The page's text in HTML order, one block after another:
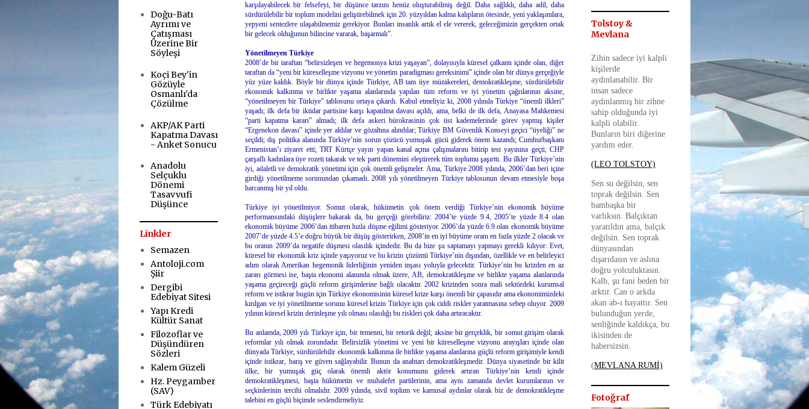
karşılayabilecek bir felsefeyi, bir düşünce tarzını henüz oluşturabilmiş değil. Daha sağlıklı, daha adil, daha
sürdürülebilir bir toplum modelini geliştirebilmek için 20. yüzyıldan kalma kalıpların ötesinde, yeni yaklaşımlara,
yepyeni sentezlere ulaşabilmemiz gerekiyor. Bunları insanlık artık el ele vererek, geleceğimizin gerçekten ortak
bir gelecek olduğunun bilincine vararak, başarmalı”.
Yönetilmeyen Türkiye
2008’de bir taraftan “belirsizleşen ve hegemonya krizi yaşayan”, dolayısıyla küresel çalkantı içinde olan, diğer
taraftan da “yeni bir küreselleşme vizyonu ve yönetim paradigması gereksinimi” içinde olan bir dünya gerçeğiyle
yüz yüze kaldık. Böyle bir dünya içinde Türkiye, AB tam üye müzakereleri, demokratikleşme, sürdürülebilir
ekonomik kalkınma ve birlikte yaşama alanlarında yapılan tüm reform ve iyi yönetim çağrılarının aksine,
“yönetilmeyen bir Türkiye” tablosunu ortaya çıkardı. Kabul etmeliyiz ki, 2008 yılında Türkiye “önemli ilkleri”
yaşadı; ilk defa bir iktidar partisine karşı kapatılma davası açıldı, ama, belki de ilk defa, Anayasa Mahkemesi
“parti kapatma kararı” almadı; ilk defa askeri bürokrasinin çok üst kademelerinde görev yapmış kişiler
“Ergenekon davası” içinde yer aldılar ve gözaltına alındılar; Türkiye BM Güvenlik Konseyi geçici “üyeliği” ne
seçildi; dış politika alanında Türkiye’nin sorun çözücü yumuşak gücü giderek önem kazandı; Cumhurbaşkanı
Ermenistan’ı ziyaret etti; TRT Kürtçe yayın yapan kanal açma çalışmalarını bitirip test yayınına geçti; CHP
çarşaflı kadınlara üye rozeti takarak ve tek parti dönemini eleştirerek tüm toplumu şaşırttı. Bu ilkler Türkiye’nin
iyi, adaletli ve demokratik yönetimi için çok önemli gelişmeler. Ama, Türkiye 2008 yılında, 2006’dan beri içine
girdiği yönetilmeme sorunundan çıkamadı. 2008 yılı yönetilmeyen Türkiye tablosunun devam etmesiyle boşa
harcanmış bir yıl oldu.
Türkiye iyi yönetilmiyor. Somut olarak, hükümetin çok önem verdiği Türkiye’nin ekonomik büyüme
performansındaki düşüşlere bakarak da, bu gerçeği görebiliriz: 2004’te yüzde 9.4, 2005’te yüzde 8.4 olan
ekonomik büyüme 2006’dan itibaren hızla düşme eğilimi gösteriyor. 2006’da yüzde 6.9 olan ekonomik büyüme
2007’de yüzde 4.5’e doğru büyük bir düşüş gösterirken, 2008’in en iyi büyüme oranı en fazla yüzde 2 olacak ve
bu oranın 2009’da negatife düşmesi olasılık içindedir. Bu da bize şu saptamayı yapmayı gerekli kılıyor: Evet,
küresel bir ekonomik kriz içinde yaşıyoruz ve bu krizin çözümü Türkiye’nin dışından, özellikle ve en belirleyici
adım olarak Amerikan hegemonik liderliğinin yeniden inşası yoluyla gelecektir. Türkiye’nin bu krizden en az
zararı görmesi ise, başta ekonomi alanında olmak üzere, AB, demokratikleşme ve birlikte yaşama alanlarında
yaşama geçireceği güçlü reform girişimlerine bağlı olacaktır. 2002 krizinden sonra mali sektördeki kurumsal
reform ve istikrar bugün için Türkiye ekonomisinin küresel krize karşı önemli bir çapasıdır ama ekonomimizdeki
kırılgan ve iyi yönetilmeme sorunu küresel krizin Türkiye için çok ciddi riskler yaratmasına sebep oluyor. 2009
yılının küresel krizin derinleşme yılı olması olasılığı bu riskleri çok daha artıracaktır.
Bu anlamda, 2009 yılı Türkiye için, bir temenni, bir retorik değil; aksine bir gerçeklik, bir somut girişim olarak
reformlar yılı olmak zorundadır. Belirsizlik yönetimi ve yeni bir küreselleşme vizyonu arayışları içinde olan
dünyada Türkiye, sürdürülebilir ekonomik kalkınma ile birlikte yaşama alanlarına güçlü reform girişimiyle kendi
içinde istikrar, barış ve güven sağlayabilir. Bunun da anahtarı demokratikleşmedir. Dünya siyasetinde bir kilit
ülke, bir yumuşak güç olarak önemli aktör konumunu giderek artıran Türkiye’nin kendi içinde
demokratikleşmesi, başta hükümetin ve muhalefet partilerinin, ama aynı zamanda devlet kurumlarının ve
seçkinlerinin tercihi olmalıdır. 2009 yılında, sivil toplum ve kamusal aydınlar olarak biz de demokratikleşme
talebini en güçlü biçimde seslendirmeliyiz.
Doğu-Batı
Ayrımı ve
Çatışması
Üzerine Bir
Söyleşi
Koçi Bey'in
Gözüyle
Osmanlı'da
Çözülme
AKP/AK Parti
Kapatma Davası
- Anket Sonucu
Anadolu
Selçuklu
Dönemi
Tasavvufi
Düşünce
Linkler
Semazen
Antoloji.com
Şiir
Dergibi
Edebiyat Sitesi
Yapı Kredi
Kültür Sanat
Filozoflar ve
Düşündüren
Sözleri
Kalem Güzeli
Hz. Peygamber
(SAV)
Türk Edebiyatı
Tolstoy &
Mevlana
Zihin sadece iyi kalpli
kişilerde
aydınlanabilir. Bir
insan sadece
aydınlanmış bir zihne
sahip olduğunda iyi
kalpli olabilir.
Bunların biri diğerine
yardım eder.
(LEO TOLSTOY)
Sen su değilsin, sen
toprak değilsin. Sen
bambaşka bir
varlıksın. Balçıktan
yaratıldın ama, balçık
değilsin. Sen toprak
dünyasından
dışarıdasın ve aslına
doğru yolculuktasın.
Kalb, şu fani beden bir
arktır. Can o arkda
akan ab-ı hayattır. Sen
bulunduğun yerde,
senliğinde kaldıkça, bu
ikisinden de
habersizsin.
(MEVLANA RUMİ)
Fotoğraf